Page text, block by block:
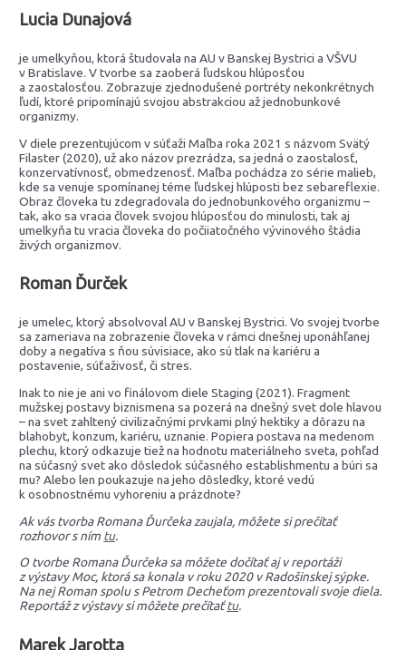
Lucia Dunajová
je umelkyňou, ktorá študovala na AU v Banskej Bystrici a VŠVU
v Bratislave. V tvorbe sa zaoberá ľudskou hlúposťou
a zaostalosťou. Zobrazuje zjednodušené portréty nekonkrétnych
ľudí, ktoré pripomínajú svojou abstrakciou až jednobunkové
organizmy.
V diele prezentujúcom v súťaži Maľba roka 2021 s názvom Svätý
Filaster (2020), už ako názov prezrádza, sa jedná o zaostalosť,
konzervatívnosť, obmedzenosť. Maľba pochádza zo série malieb,
kde sa venuje spomínanej téme ľudskej hlúposti bez sebareflexie.
Obraz človeka tu zdegradovala do jednobunkového organizmu –
tak, ako sa vracia človek svojou hlúposťou do minulosti, tak aj
umelkyňa tu vracia človeka do počiiatočného vývinového štádia
živých organizmov.
Roman Ďurček
je umelec, ktorý absolvoval AU v Banskej Bystrici. Vo svojej tvorbe
sa zameriava na zobrazenie človeka v rámci dnešnej uponáhľanej
doby a negatíva s ňou súvisiace, ako sú tlak na kariéru a
postavenie, súťaživosť, či stres.
Inak to nie je ani vo finálovom diele Staging (2021). Fragment
mužskej postavy biznismena sa pozerá na dnešný svet dole hlavou
– na svet zahltený civilizačnými prvkami plný hektiky a dôrazu na
blahobyt, konzum, kariéru, uznanie. Popiera postava na medenom
plechu, ktorý odkazuje tiež na hodnotu materiálneho sveta, pohľad
na súčasný svet ako dôsledok súčasného establishmentu a búri sa
mu? Alebo len poukazuje na jeho dôsledky, ktoré vedú
k osobnostnému vyhoreniu a prázdnote?
Ak vás tvorba Romana Ďurčeka zaujala, môžete si prečítať
rozhovor s ním tu.
O tvorbe Romana Ďurčeka sa môžete dočítať aj v reportáži
z výstavy Moc, ktorá sa konala v roku 2020 v Radošinskej sýpke.
Na nej Roman spolu s Petrom Decheťom prezentovali svoje diela.
Reportáž z výstavy si môžete prečítaťtu.
Marek Jarotta